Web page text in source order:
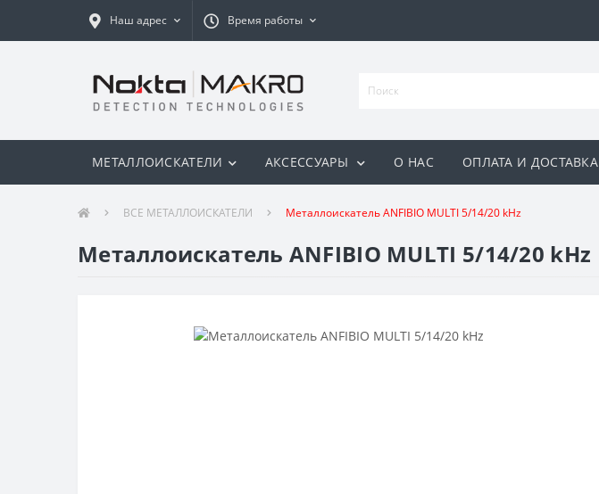
Наш адрес Время работы
МЕТАЛЛОИСКАТЕЛИ АКСЕССУАРЫ О НАС ОПЛАТА И ДОСТАВКА
ВСЕ МЕТАЛЛОИСКАТЕЛИ Металлоискатель ANFIBIO MULTI 5/14/20 kHz
Металлоискатель ANFIBIO MULTI 5/14/20 kHz